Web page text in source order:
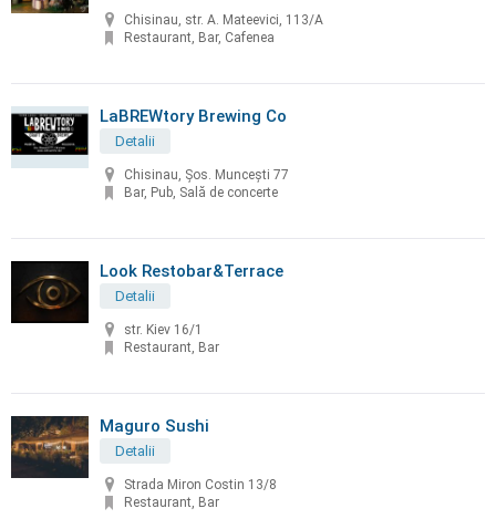
Chisinau, str. A. Mateevici, 113/A
Restaurant, Bar, Cafenea
LaBREWtory Brewing Co
Detalii
Chisinau, Șos. Muncești 77
Bar, Pub, Sală de concerte
Look Restobar&Terrace
Detalii
str. Kiev 16/1
Restaurant, Bar
Maguro Sushi
Detalii
Strada Miron Costin 13/8
Restaurant, Bar